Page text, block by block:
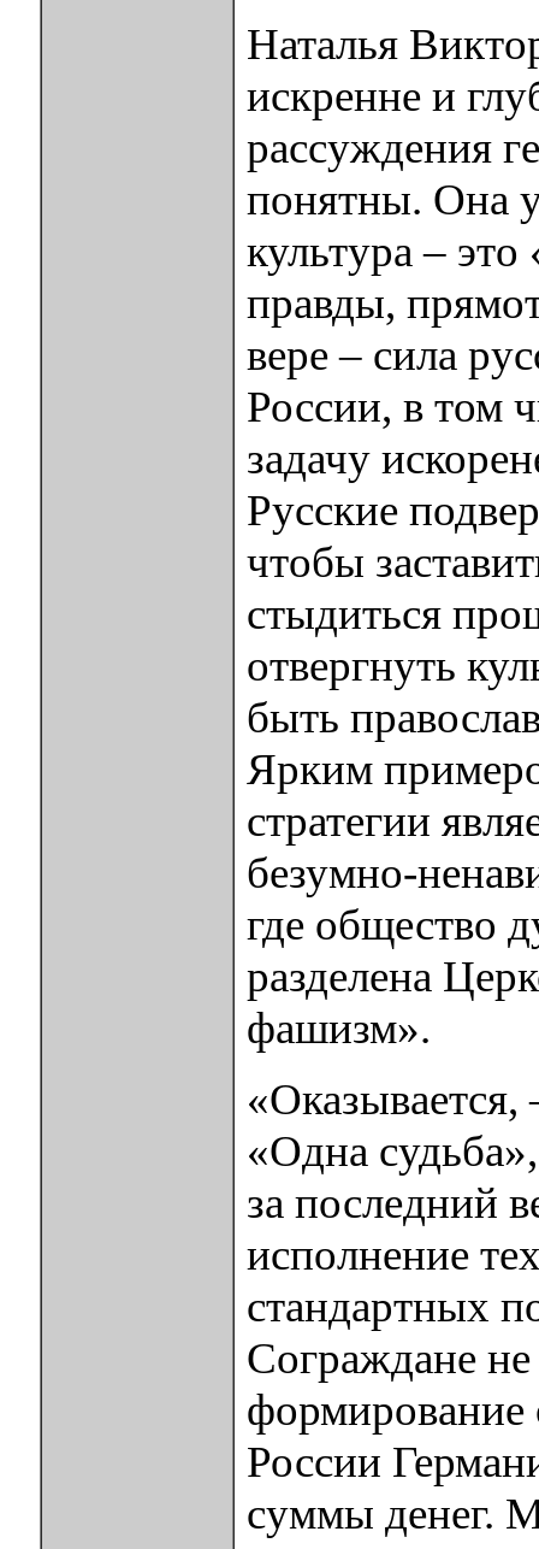
Наталья
искренне и
рассуждения
понятны. Она
культура –
правды,
вере – сила
России, в том
задачу
Русские
чтобы
стыдиться
отвергнуть
быть
Ярким
стратегии
безумно-
где общество
разделена
фашизм».
«Одна
за последний
исполнение
стандартных
Сограждане не
формирование
России
суммы денег.